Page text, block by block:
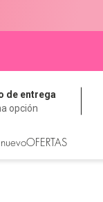
de entrega
opción
OFERTAS